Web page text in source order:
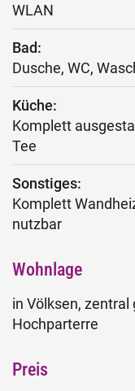
WLAN
Bad:
Dusche, WC,
Küche:
Komplett
Tee
Sonstiges:
Komplett
nutzbar
Wohnlage
in Völksen, zentral
Hochparterre
Preis